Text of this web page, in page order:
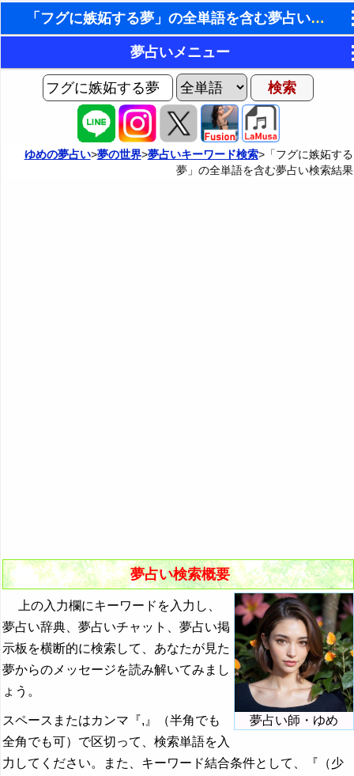
「フグに嫉妬する夢」の全単語を含む夢占い検索結果
東洋・西洋占星術
ホラリー占星術
手相占いで未来診断
タロットカードで無料占い
命名の姓名判断
夢占いメニュー
AIゆめの夢占いチャット
ヨセフの夢占い
夢占い掲示板
ゆめの夢占い>夢の世界>夢占いキーワード検索>「フグに嫉妬する
夢」の全単語を含む夢占い検索結果
夢占い検索概要
夢占い師・ゆめ
上の入力欄にキーワードを入力し、
夢占い辞典、夢占いチャット、夢占い掲
示板を横断的に検索して、あなたが見た
夢からのメッセージを読み解いてみまし
ょう。
スペースまたはカンマ『,』（半角でも
全角でも可）で区切って、検索単語を入
力してください。また、キーワード結合条件として、『（少